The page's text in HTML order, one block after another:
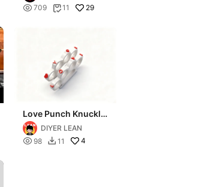
 709 11 29
Love Punch Knuckle
Duster – Compact &
Cool SelfDIYER LEAN
 98  11 4